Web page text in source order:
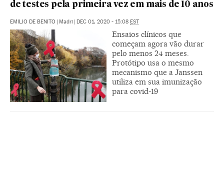
de testes pela primeira vez em mais de 10 anos
EMILIO DE BENITO | Madri | DEC 01, 2020 - 15:08 EST
Ensaios clínicos que
começam agora vão durar
pelo menos 24 meses.
Protótipo usa o mesmo
mecanismo que a Janssen
utiliza em sua imunização
para covid-19